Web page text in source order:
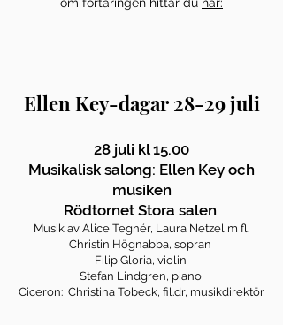
Ellen Key-dagar 28-29 juli
28 juli kl 15.00
Musikalisk salong: Ellen Key och
musiken
Rödtornet Stora salen
Musik av Alice Tegnér, Laura Netzel m fl.
Christin Högnabba, sopran
Filip Gloria, violin
Stefan Lindgren, piano
Ciceron: Christina Tobeck, fil.dr, musikdirektör